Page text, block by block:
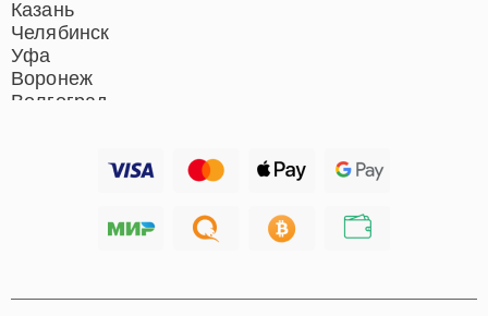
Казань
Челябинск
Уфа
Воронеж
Волгоград
Хабаровск
Иркутск